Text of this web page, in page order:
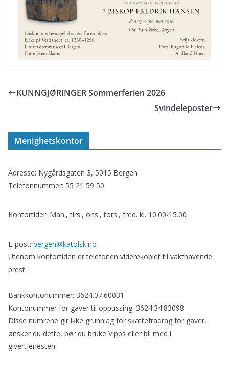
KUNNGJØRINGER Sommerferien 2026
Svindeleposter
Menighetskontor
Adresse: Nygårdsgaten 3, 5015 Bergen
Telefonnummer: 55 21 59 50
Kontortider: Man., tirs., ons., tors., fred. kl. 10.00-15.00
E-post: bergen@katolsk.no
Utenom kontortiden er telefonen viderekoblet til vakthavende
prest.
Bankkontonummer: 3624.07.60031
Kontonummer for gaver til oppussing: 3624.34.83098
Disse numrene gir ikke grunnlag for skattefradrag for gaver,
ønsker du dette, bør du bruke Vipps eller bli med i
givertjenesten.